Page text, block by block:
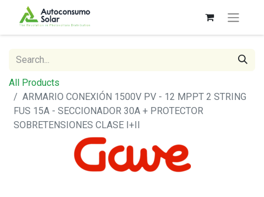
All Products
ARMARIO CONEXIÓN 1500V PV - 12 MPPT 2 STRING
FUS 15A - SECCIONADOR 30A + PROTECTOR
SOBRETENSIONES CLASE I+II